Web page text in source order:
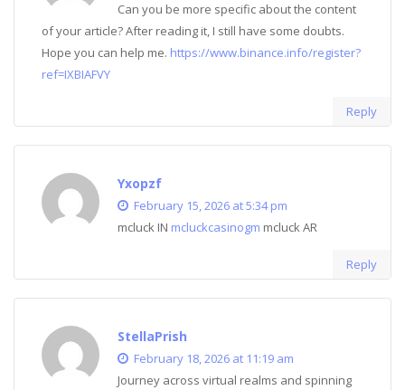
Can you be more specific about the content
of your article? After reading it, I still have some doubts.
Hope you can help me. https://www.binance.info/register?
ref=IXBIAFVY
Reply
Yxopzf
February 15, 2026 at 5:34 pm
mcluck IN mcluckcasinogm mcluck AR
Reply
StellaPrish
February 18, 2026 at 11:19 am
Journey across virtual realms and spinning